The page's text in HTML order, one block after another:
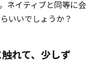
ネイティブと同等に会
いいでしょうか？
れて、少しず